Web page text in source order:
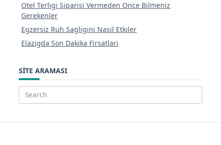
Otel Terligi Siparisi Vermeden Once Bilmeniz
Gerekenler
Egzersiz Ruh Sagligini Nasil Etkiler
Elazigda Son Dakika Firsatlari
SITE ARAMASI
Search